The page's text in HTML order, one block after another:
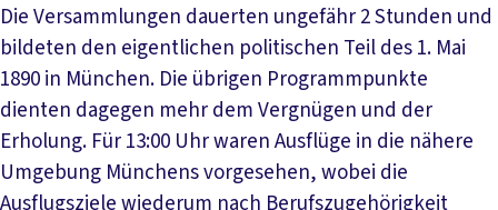
Die Versammlungen dauerten ungefähr 2 Stunden und
bildeten den eigentlichen politischen Teil des 1. Mai
1890 in München. Die übrigen Programmpunkte
dienten dagegen mehr dem Vergnügen und der
Erholung. Für 13:00 Uhr waren Ausflüge in die nähere
Umgebung Münchens vorgesehen, wobei die
Ausflugsziele wiederum nach Berufszugehörigkeit